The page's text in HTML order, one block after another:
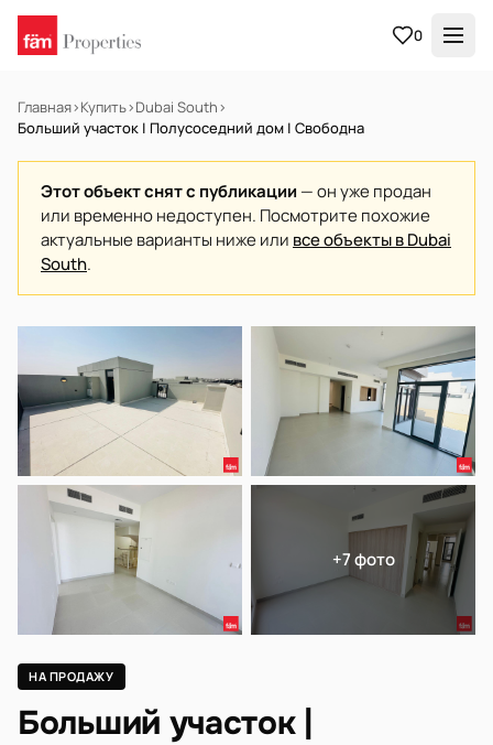
0
Главная›Купить›Dubai South›
Больший участок | Полусоседний дом | Свободна
Этот объект снят с публикации — он уже продан
или временно недоступен. Посмотрите похожие
актуальные варианты ниже или все объекты в Dubai
South.
+7 фото
НА ПРОДАЖУ
Больший участок |